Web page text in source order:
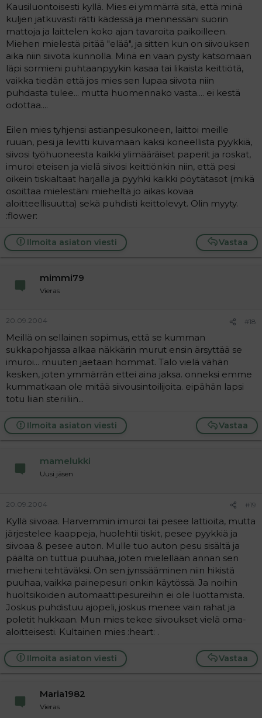
Kausiluontoisesti kyllä. Mies ei ymmärrä sitä, että minä
kuljen jatkuvasti rätti kädessä ja mennessäni suorin
mattoja ja laittelen koko ajan tavaroita paikoilleen.
Miehen mielestä pitää "elää", ja sitten kun on siivouksen
aika niin siivota kunnolla. Minä en vaan pysty katsomaan
läpi sormieni puhtaanpyykin kasaa tai likaista keittiötä,
vaikka tiedän että jos mies sen lupaa siivota niin
puhdasta tulee... mutta huomennako vasta.... ei kestä
odottaa....
Eilen mies tyhjensi astianpesukoneen, laittoi meille
ruuan, pesi ja levitti kuivamaan kaksi koneellista pyykkiä,
siivosi työhuoneesta kaikki ylimääräiset paperit ja roskat,
imuroi eteisen ja vielä siivosi keittiönkin niin, että pesi
oikein tiskialtaat harjalla ja pyyhki kaikki pöytätasot (mikä
osoittaa mielestäni mieheltä jo aikas kovaa
aloitteellisuutta) sekä puhdisti keittolevyt. Olin myyty.
:flower:
Vastaa
Ilmoita asiaton viesti
mimmi79
Vieras
20.09.2004 #18
Meillä on sellainen sopimus, että se kumman
sukkapohjassa alkaa näkkärin murut ensin ärsyttää se
imuroi... muuten jaetaan hommat. Talo vielä vähän
kesken, joten ymmärrän ettei aina jaksa. onneksi emme
kummatkaan ole mitää siivousintoilijoita. eipähän lapsi
totu liian steriiliin...
Vastaa
Ilmoita asiaton viesti
mamelukki
Uusi jäsen
20.09.2004 #19
Kyllä siivoaa. Harvemmin imuroi tai pesee lattioita, mutta
järjestelee kaappeja, huolehtii tiskit, pesee pyykkiä ja
siivoaa & pesee auton. Mulle tuo auton pesu sisältä ja
päältä on tuttua puuhaa, joten mielellään annan sen
mieheni tehtäväksi. On sen jynssääminen niin hikistä
puuhaa, vaikka painepesuri onkin käytössä. Ja noihin
huoltsikoiden automaattipesureihin ei ole luottamista.
Joskus puhdistuu ajopeli, joskus menee vain rahat ja
poletit hukkaan. Mun mies tekee siivoukset vielä oma-
aloitteisesti. Kultainen mies :heart: .
Vastaa
Ilmoita asiaton viesti
Maria1982
Vieras